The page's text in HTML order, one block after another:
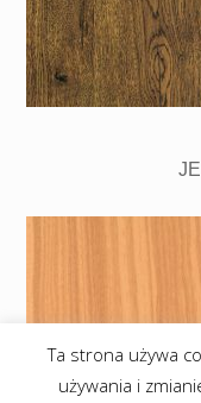
Ta strona używa
używania i